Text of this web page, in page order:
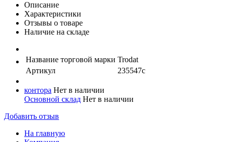
Описание
Характеристики
Отзывы о товаре
Наличие на складе
Название торговой марки Trodat
Артикул
235547с
контора Нет в наличии
Основной склад Нет в наличии
Добавить отзыв
На главную